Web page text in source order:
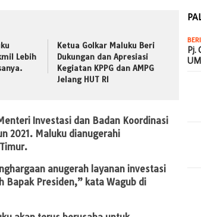
Lebih
Ketua Golkar Maluku Beri
Dukungan dan Apresiasi
Kegiatan KPPG dan AMPG
Jelang HUT RI
Investasi dan Badan Koordinasi
2021. Maluku dianugerahi
anugerah layanan investasi
Bapak Presiden,” kata Wagub di
Pj.